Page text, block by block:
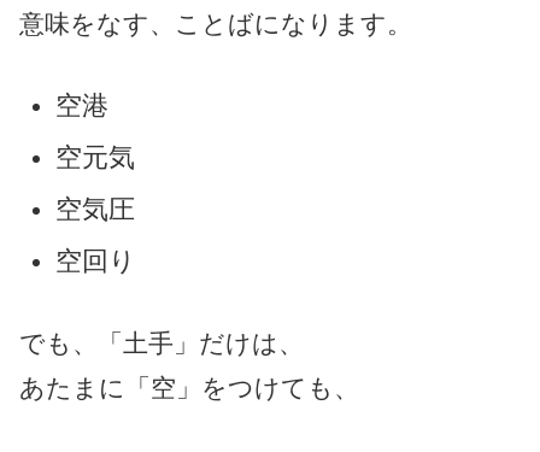
意味をなす、ことばになります。
空港
空元気
空気圧
空回り
でも、「土手」だけは、
あたまに「空」をつけても、